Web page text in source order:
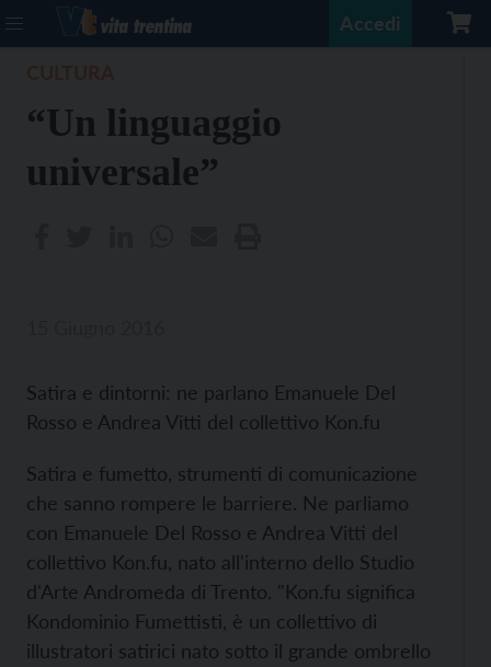
Accedi
“Un linguaggio
universale”
Satira e dintorni: ne parlano Emanuele Del
Rosso e Andrea Vitti del collettivo Kon.fu
Satira e fumetto, strumenti di comunicazione
che sanno rompere le barriere. Ne parliamo
con Emanuele Del Rosso e Andrea Vitti del
collettivo Kon.fu, nato all'interno dello Studio
d'Arte Andromeda di Trento. "Kon.fu significa
Kondominio Fumettisti, è un collettivo di
illustratori satirici nato sotto il grande ombrello